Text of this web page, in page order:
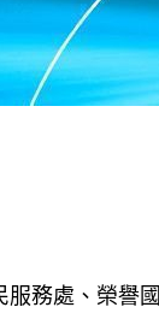
服務處、榮譽